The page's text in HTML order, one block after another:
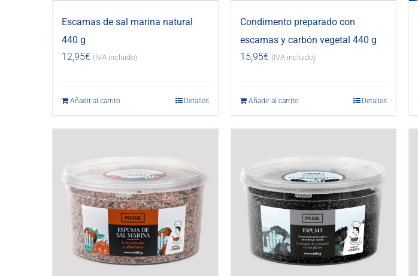
Escamas de sal marina natural
440 g
12,95€ (IVA incluido)
Añadir al carrito Detalles
Condimento preparado con
escamas y carbón vegetal 440 g
15,95€ (IVA incluido)
Añadir al carrito Detalles